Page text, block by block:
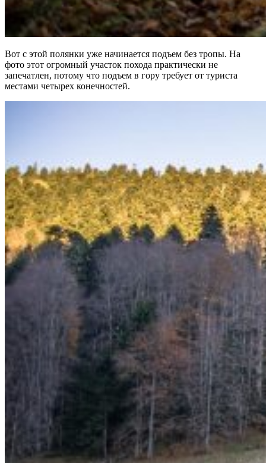
Вот с этой полянки уже начинается подъем без тропы. На
фото этот огромный участок похода практически не
запечатлен, потому что подъем в гору требует от туриста
местами четырех конечностей.